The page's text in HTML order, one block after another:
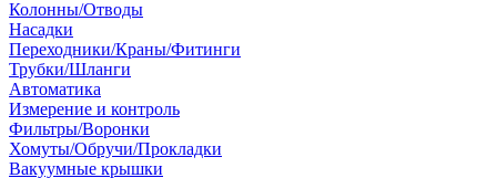
Колонны/Отводы
Насадки
Переходники/Краны/Фитинги
Трубки/Шланги
Автоматика
Измерение и контроль
Фильтры/Воронки
Хомуты/Обручи/Прокладки
Вакуумные крышки